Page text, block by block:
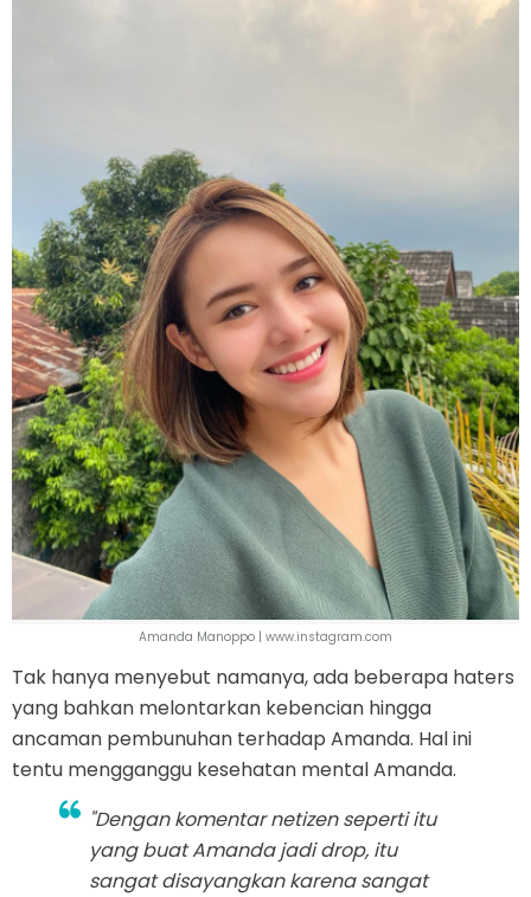
Amanda Manoppo | www.instagram.com
Tak hanya menyebut namanya, ada beberapa haters
yang bahkan melontarkan kebencian hingga
ancaman pembunuhan terhadap Amanda. Hal ini
tentu mengganggu kesehatan mental Amanda.
"Dengan komentar netizen seperti itu
yang buat Amanda jadi drop, itu
sangat disayangkan karena sangat